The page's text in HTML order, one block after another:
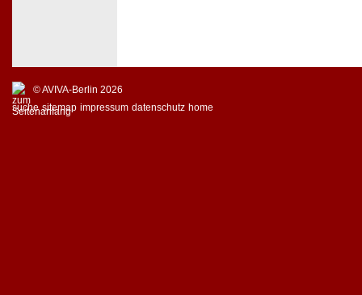
© AVIVA-Berlin 2026
suche sitemap impressum datenschutz home